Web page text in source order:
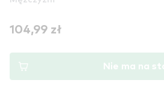
104,99 zł
Nie ma na